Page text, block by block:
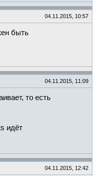
04.11.2015, 10:57
быть
04.11.2015, 11:09
то есть
идёт
04.11.2015, 12:42